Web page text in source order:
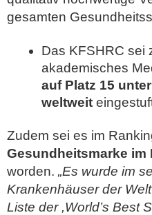
gesamten
Das KFSHRC sei
akademisches
auf Platz 15
weltweit
Zudem sei es im
Gesundheitsmarke im
worden. „Es wurde im
Krankenhäuser der
Liste der ,World’s Best